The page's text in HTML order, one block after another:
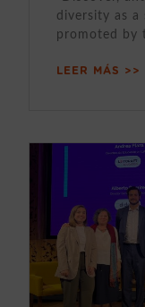
diversity as a
promoted by
LEER MÁS >>